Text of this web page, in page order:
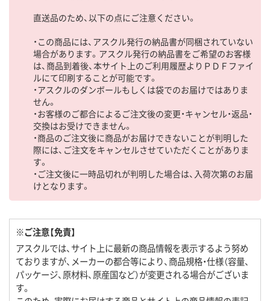
直送品のため、以下の点にご注意ください。
・この商品には、アスクル発行の納品書が同梱されていない
場合があります。アスクル発行の納品書をご希望のお客様
は、商品到着後、本サイト上のご利用履歴よりＰＤＦファイ
ルにて印刷することが可能です。
・アスクルのダンボールもしくは袋でのお届けではありま
せん。
・お客様のご都合によるご注文後の変更・キャンセル・返品・
交換はお受けできません。
・商品のご注文後に商品がお届けできないことが判明した
際には、ご注文をキャンセルさせていただくことがありま
す。
・ご注文後に一時品切れが判明した場合は、入荷次第のお届
けとなります。
※ご注意【免責】
アスクルでは、サイト上に最新の商品情報を表示するよう努め
ておりますが、メーカーの都合等により、商品規格・仕様（容量、
パッケージ、原材料、原産国など）が変更される場合がございま
す。